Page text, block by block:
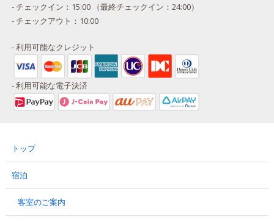
- チェックイン：15:00 （最終チェックイン：24:00）
- チェックアウト：10:00
- 利用可能なクレジット
- 利用可能な電子決済
トップ
宿泊
客室のご案内